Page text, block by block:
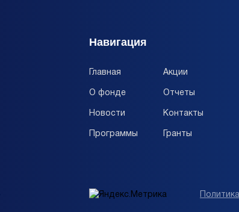
Навигация
Главная
О фонде
Новости
Программы
Акции
Отчеты
Контакты
Гранты